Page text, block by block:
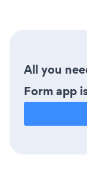
All you
Form app